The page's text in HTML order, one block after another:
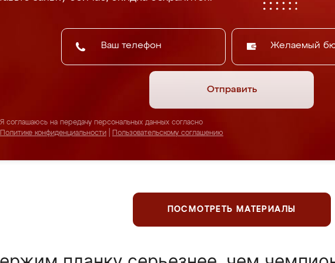
Желаемый
Отправить
Я соглашаюсь на передачу персональных данных согласно
Политике конфиденциальности
Пользовательскому соглашению
ПОСМОТРЕТЬ МАТЕРИАЛЫ